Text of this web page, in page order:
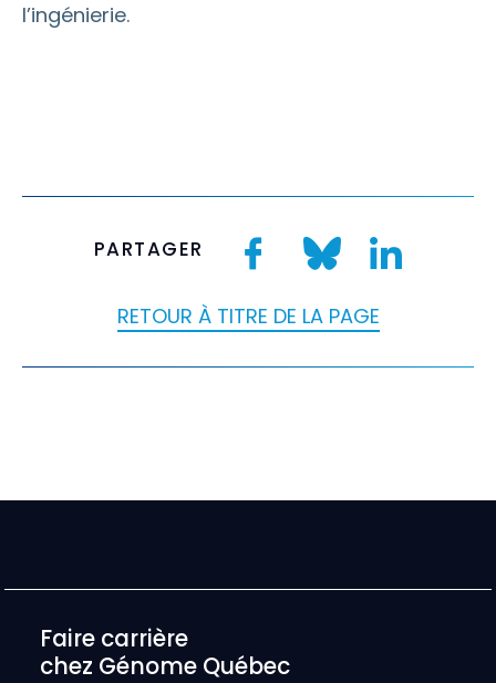
l’ingénierie.
PARTAGER
RETOUR À TITRE DE LA PAGE
Faire carrière
chez Génome Québec